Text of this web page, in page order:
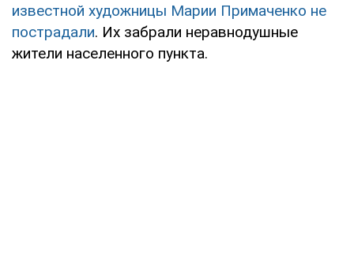
известной художницы Марии Примаченко не
пострадали. Их забрали неравнодушные
жители населенного пункта.